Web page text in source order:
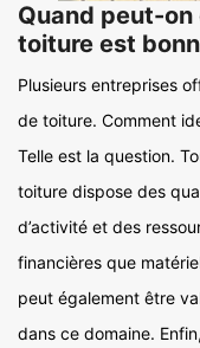
Quand peut-on
toiture est
Plusieurs entreprises
de toiture. Comment
Telle est la question.
toiture dispose des
d’activité et des
financières que
peut également être
dans ce domaine.